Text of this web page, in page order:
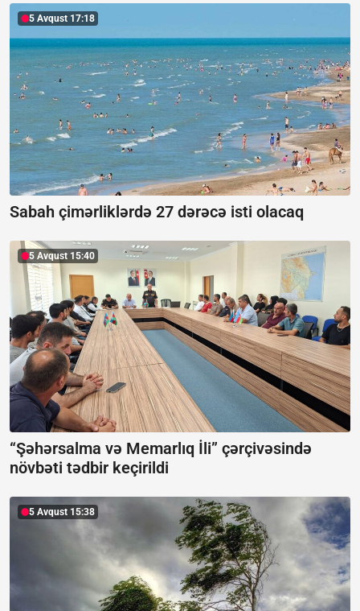
5 Avqust 17:18
Sabah çimərliklərdə 27 dərəcə isti olacaq
5 Avqust 15:40
“Şəhərsalma və Memarlıq İli” çərçivəsində
növbəti tədbir keçirildi
5 Avqust 15:38